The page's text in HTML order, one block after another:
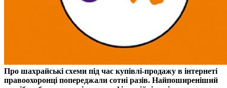
Про шахрайські схеми під час купівлі-продажу в інтернеті
правоохоронці попереджали сотні разів. Найпоширеніший